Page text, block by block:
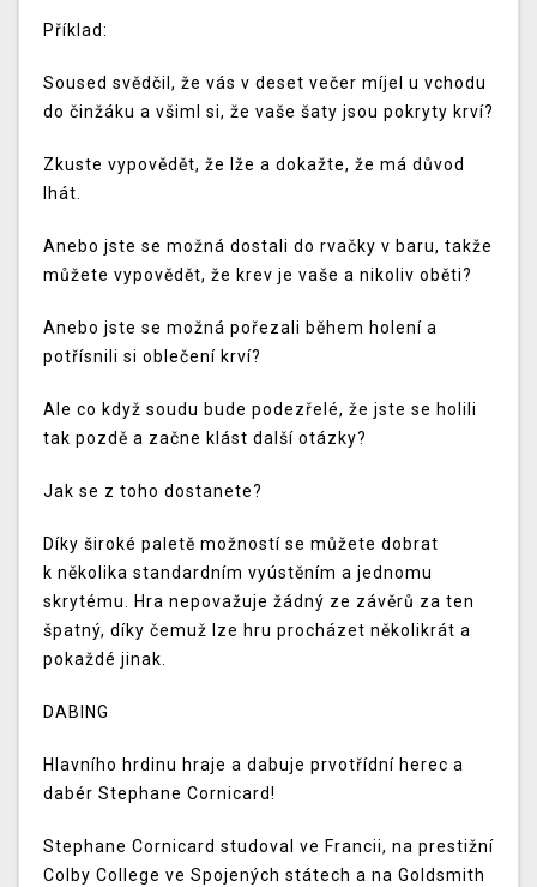
Příklad:
Soused svědčil, že vás v deset večer míjel u vchodu
do činžáku a všiml si, že vaše šaty jsou pokryty krví?
Zkuste vypovědět, že lže a dokažte, že má důvod
lhát.
Anebo jste se možná dostali do rvačky v baru, takže
můžete vypovědět, že krev je vaše a nikoliv oběti?
Anebo jste se možná pořezali během holení a
potřísnili si oblečení krví?
Ale co když soudu bude podezřelé, že jste se holili
tak pozdě a začne klást další otázky?
Jak se z toho dostanete?
Díky široké paletě možností se můžete dobrat
k několika standardním vyústěním a jednomu
skrytému. Hra nepovažuje žádný ze závěrů za ten
špatný, díky čemuž lze hru procházet několikrát a
pokaždé jinak.
DABING
Hlavního hrdinu hraje a dabuje prvotřídní herec a
dabér Stephane Cornicard!
Stephane Cornicard studoval ve Francii, na prestižní
Colby College ve Spojených státech a na Goldsmith